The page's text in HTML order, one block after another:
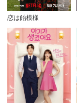
恋は飴模様